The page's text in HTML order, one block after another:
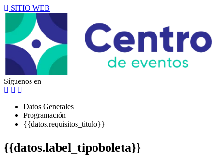
SITIO WEB
Síguenos en
Datos Generales
Programación
{{datos.requisitos_titulo}}
{{datos.label_tipoboleta}}